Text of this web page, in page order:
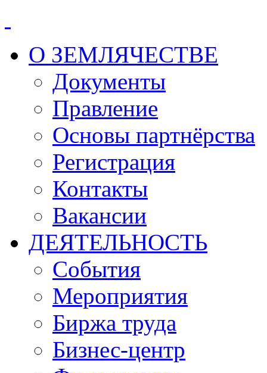
О ЗЕМЛЯЧЕСТВЕ
Документы
Правление
Основы партнёрства
Регистрация
Контакты
Вакансии
ДЕЯТЕЛЬНОСТЬ
События
Мероприятия
Биржа труда
Бизнес-центр